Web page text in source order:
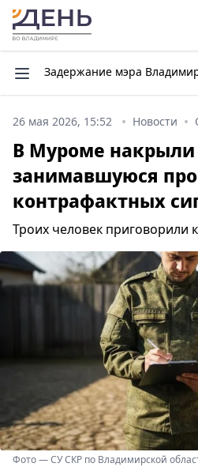
Задержание мэра
26 мая 2026, 15:52 Новости
В Муроме накрыли
занимавшуюся
контрафактных
Троих человек приговорили
Фото — СУ СКР по Владимирской